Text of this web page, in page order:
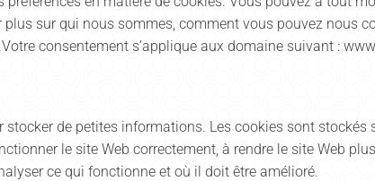
sur qui nous sommes, comment vous pouvez nous
consentement s’applique aux domaine suivant :
de petites informations. Les cookies sont stockés
le site Web correctement, à rendre le site Web
ce qui fonctionne et où il doit être amélioré.